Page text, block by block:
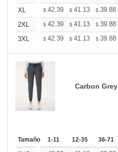
XL
$ 42.39 $ 41.13 $ 39.88
2XL
$ 42.39 $ 41.13 $ 39.88
3XL
$ 42.39 $ 41.13 $ 39.88
Carbon Grey
Tamaño 1-11 12-35 36-71